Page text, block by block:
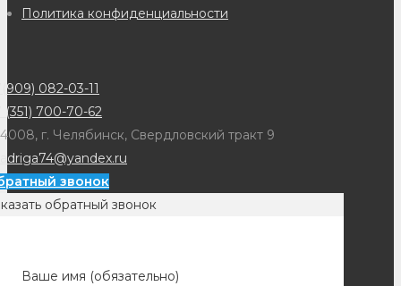
Политика конфиденциальности
082-03-11
(351) 700-70-62
г. Челябинск, Свердловский тракт 9
звонок
обратный звонок
Ваше имя (обязательно)